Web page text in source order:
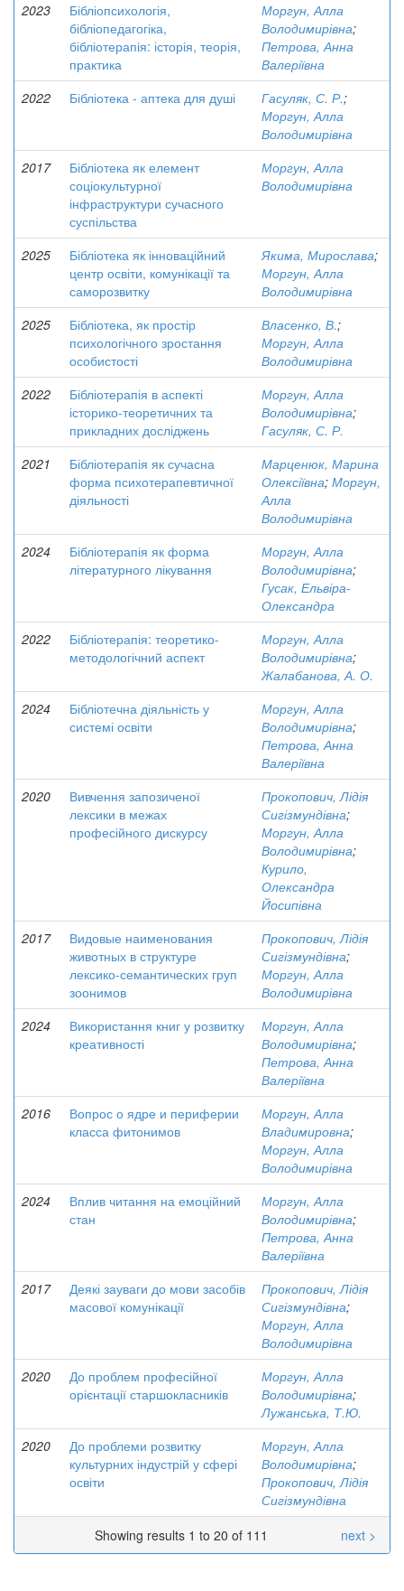
2023
Бібліопсихологія,
бібліопедагогіка,
бібліотерапія: історія, теорія,
практика
Моргун, Алла
Володимирівна;
Петрова, Анна
Валеріївна
2022
Бібліотека - аптека для душі Гасуляк, С. Р.;
Моргун, Алла
Володимирівна
2017
Бібліотека як елемент
соціокультурної
інфраструктури сучасного
суспільства
Моргун, Алла
Володимирівна
2025
Бібліотека як інноваційний
центр освіти, комунікації та
саморозвитку
Якима, Мирослава;
Моргун, Алла
Володимирівна
2025
Бібліотека, як простір
психологічного зростання
особистості
Власенко, В.;
Моргун, Алла
Володимирівна
2022
Бібліотерапія в аспекті
історико-теоретичних та
прикладних досліджень
Моргун, Алла
Володимирівна;
Гасуляк, С. Р.
2021
Бібліотерапія як сучасна
форма психотерапевтичної
діяльності
Марценюк, Марина
Олексіївна; Моргун,
Алла
Володимирівна
2024
Бібліотерапія як форма
літературного лікування
Моргун, Алла
Володимирівна;
Гусак, Ельвіра-
Олександра
2022
Бібліотерапія: теоретико-
методологічний аспект
Моргун, Алла
Володимирівна;
Жалабанова, А. О.
2024
Бібліотечна діяльність у
системі освіти
Моргун, Алла
Володимирівна;
Петрова, Анна
Валеріївна
2020
Вивчення запозиченої
лексики в межах
професійного дискурсу
Прокопович, Лідія
Сигізмундівна;
Моргун, Алла
Володимирівна;
Курило,
Олександра
Йосипівна
2017
Видовые наименования
животных в структуре
лексико-семантических груп
зоонимов
Прокопович, Лідія
Сигізмундівна;
Моргун, Алла
Володимирівна
2024
Використання книг у розвитку
креативності
Моргун, Алла
Володимирівна;
Петрова, Анна
Валеріївна
2016
Вопрос о ядре и периферии
класса фитонимов
Моргун, Алла
Владимировна;
Моргун, Алла
Володимирівна
2024
Вплив читання на емоційний
стан
Моргун, Алла
Володимирівна;
Петрова, Анна
Валеріївна
2017
Деякі зауваги до мови засобів
масової комунікації
Прокопович, Лідія
Сигізмундівна;
Моргун, Алла
Володимирівна
2020
До проблем професійної
орієнтації старшокласників
Моргун, Алла
Володимирівна;
Лужанська, Т.Ю.
2020
До проблеми розвитку
культурних індустрій у сфері
освіти
Моргун, Алла
Володимирівна;
Прокопович, Лідія
Сигізмундівна
Showing results 1 to 20 of 111
next >